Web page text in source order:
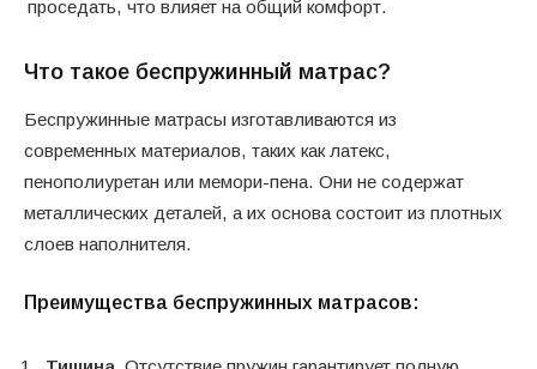
проседать, что влияет на общий комфорт.
Что такое беспружинный матрас?
Беспружинные матрасы изготавливаются из
современных материалов, таких как латекс,
пенополиуретан или мемори-пена. Они не содержат
металлических деталей, а их основа состоит из плотных
слоев наполнителя.
Преимущества беспружинных матрасов: